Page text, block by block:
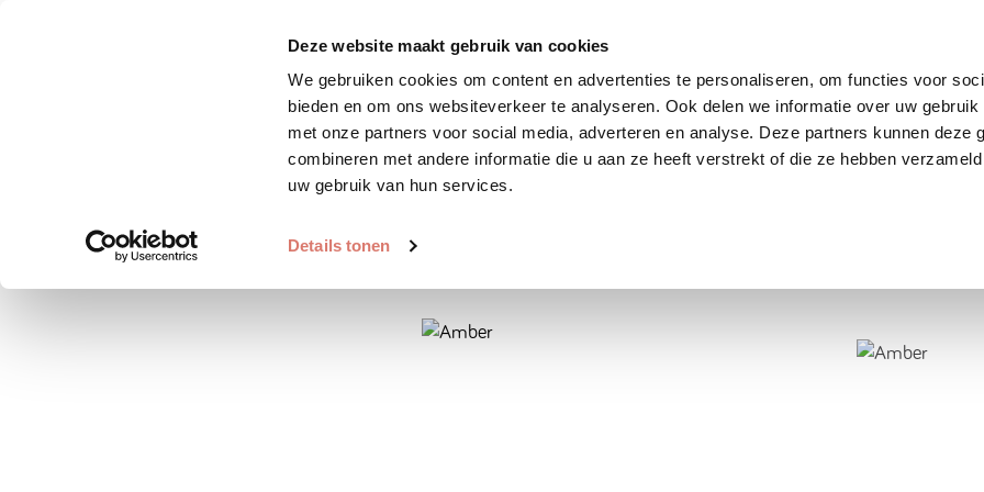
Deze website maakt gebruik van cookies
We gebruiken cookies om content en advertenties te personaliseren, om functies voor
bieden en om ons websiteverkeer te analyseren. Ook delen we informatie over uw
met onze partners voor social media, adverteren en analyse. Deze partners kunnen deze
combineren met andere informatie die u aan ze heeft verstrekt of die ze hebben
uw gebruik van hun services.
Details tonen
Zoek huisdier Plaats huisdier Hoe werkt het?